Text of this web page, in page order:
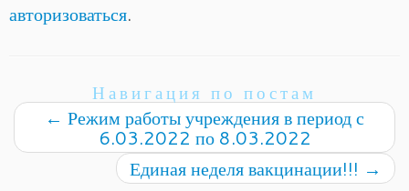
авторизоваться.
Навигация по постам
← Режим работы учреждения в период с
6.03.2022 по 8.03.2022
Единая неделя вакцинации!!! →